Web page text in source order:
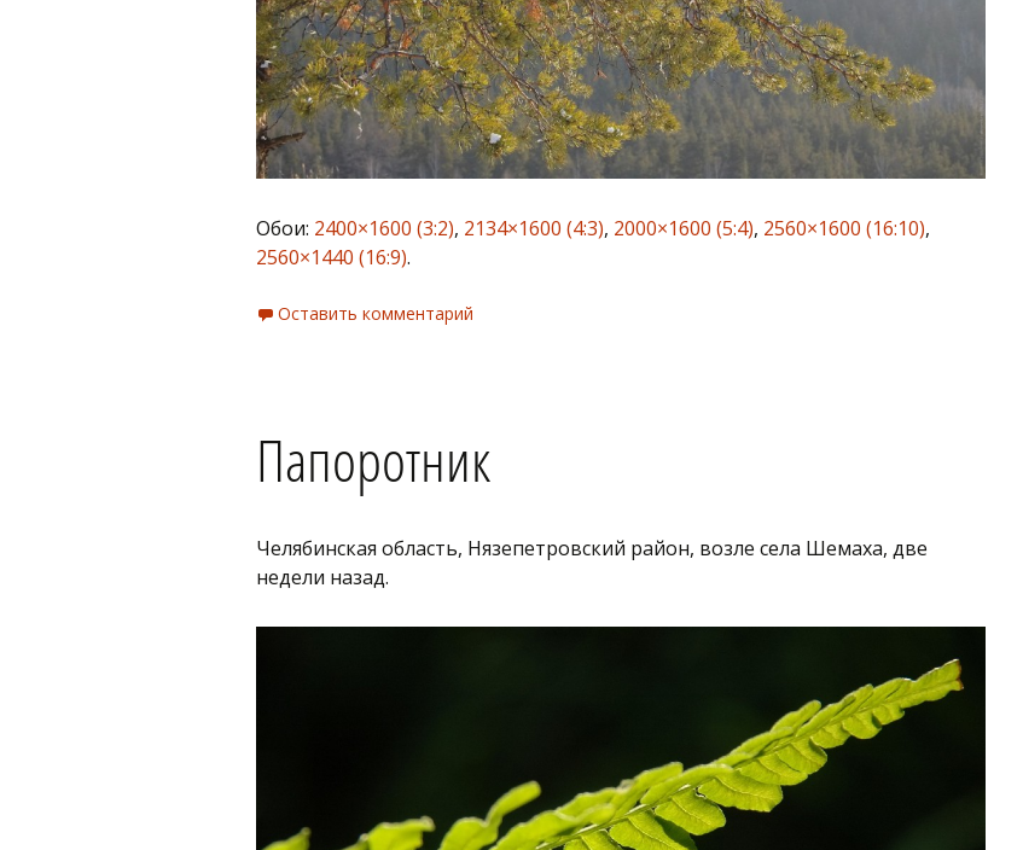
Обои: 2400×1600 (3:2), 2134×1600 (4:3), 2000×1600 (5:4), 2560×1600 (16:10),
2560×1440 (16:9).
Оставить комментарий
Папоротник
Челябинская область, Нязепетровский район, возле села Шемаха, две
недели назад.